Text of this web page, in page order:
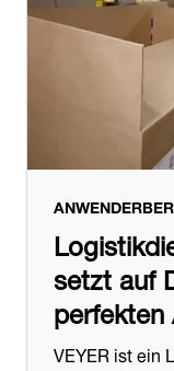
setzt auf
VEYER ist ein